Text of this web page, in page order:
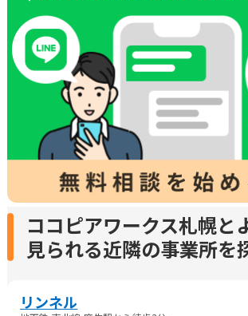
ココピアワークス札幌と
見られる近隣の事業所を
リンネル